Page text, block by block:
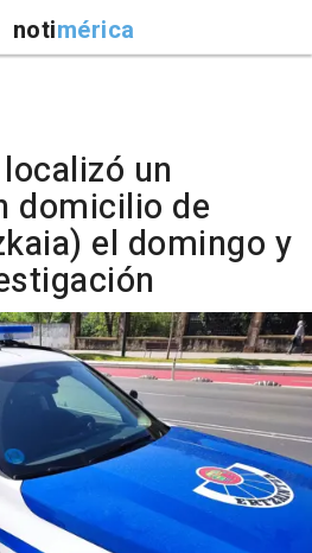
notimérica
un
domicilio de
el domingo y